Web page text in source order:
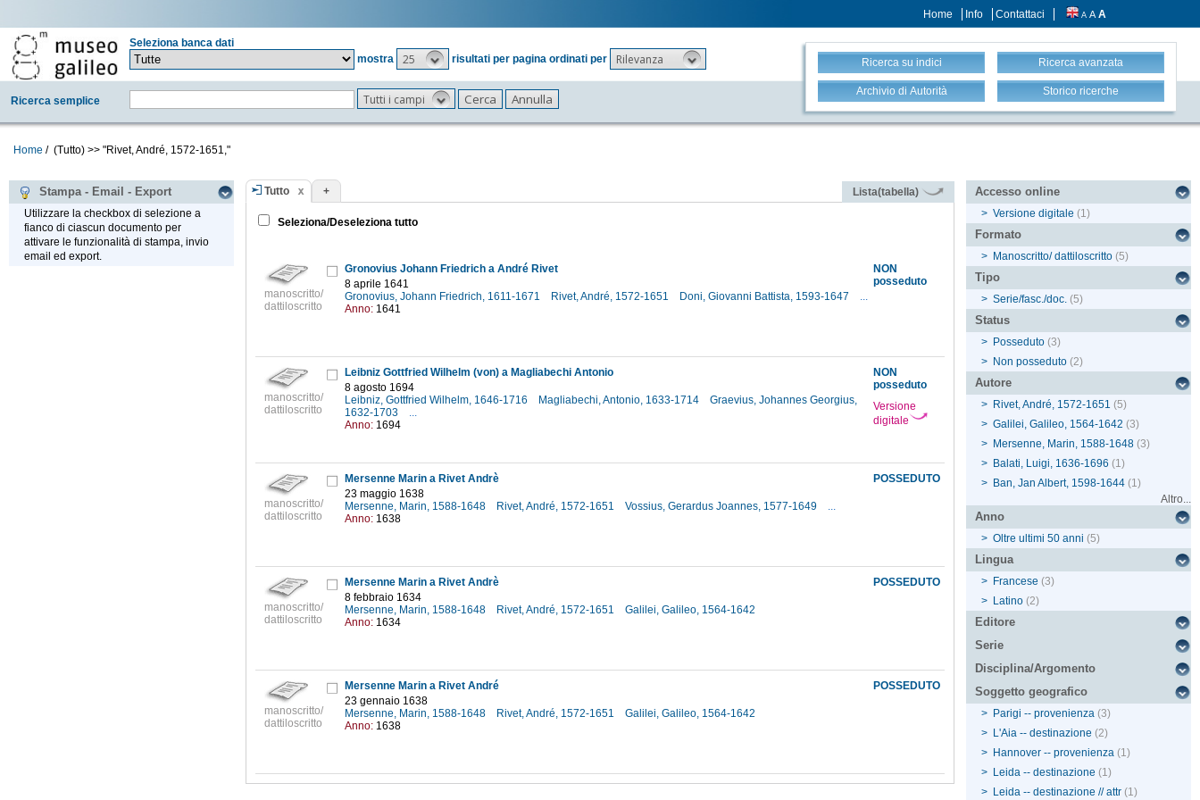
Home Info Contattaci A A A
Seleziona banca dati
mostra
25 risultati per pagina ordinati per Rilevanza
Ricerca semplice Tutti i campi
Ricerca su indici Ricerca avanzata
Archivio di Autorità Storico ricerche
Home / (Tutto) >> "Rivet, André, 1572-1651,"
Stampa - Email - Export
Utilizzare la checkbox di selezione a
fianco di ciascun documento per
attivare le funzionalità di stampa, invio
email ed export.
Tutto + Lista(tabella)
Seleziona/Deseleziona tutto
manoscritto/
dattiloscritto
NON
posseduto
Gronovius Johann Friedrich a André Rivet
8 aprile 1641
Gronovius, Johann Friedrich, 1611-1671
Rivet, André, 1572-1651 Doni, Giovanni Battista, 1593-1647
...
Anno: 1641
manoscritto/
dattiloscritto
NON
posseduto
Versione
digitale
Leibniz Gottfried Wilhelm (von) a Magliabechi Antonio
8 agosto 1694
Leibniz, Gottfried Wilhelm, 1646-1716
Magliabechi, Antonio, 1633-1714
Graevius, Johannes Georgius,
1632-1703
...
Anno: 1694
manoscritto/
dattiloscritto
POSSEDUTO
Mersenne Marin a Rivet Andrè
23 maggio 1638
Mersenne, Marin, 1588-1648
Rivet, André, 1572-1651 Vossius, Gerardus Joannes, 1577-1649
...
Anno: 1638
manoscritto/
dattiloscritto
POSSEDUTO
Mersenne Marin a Rivet Andrè
8 febbraio 1634
Mersenne, Marin, 1588-1648
Rivet, André, 1572-1651
Galilei, Galileo, 1564-1642
Anno: 1634
manoscritto/
dattiloscritto
POSSEDUTO
Mersenne Marin a Rivet André
23 gennaio 1638
Mersenne, Marin, 1588-1648
Rivet, André, 1572-1651
Galilei, Galileo, 1564-1642
Anno: 1638
Accesso online
> Versione digitale (1)
Formato
> Manoscritto/ dattiloscritto (5)
Tipo
> Serie/fasc./doc. (5)
Status
> Posseduto (3)
> Non posseduto (2)
Autore
> Rivet, André, 1572-1651 (5)
> Galilei, Galileo, 1564-1642 (3)
> Mersenne, Marin, 1588-1648 (3)
> Balati, Luigi, 1636-1696 (1)
> Ban, Jan Albert, 1598-1644 (1)
Altro...
Anno
> Oltre ultimi 50 anni (5)
Lingua
> Francese (3)
> Latino (2)
Editore
Serie
Disciplina/Argomento
Soggetto geografico
> Parigi -- provenienza (3)
> L'Aia -- destinazione (2)
> Hannover -- provenienza (1)
> Leida -- destinazione (1)
> Leida -- destinazione // attr (1)